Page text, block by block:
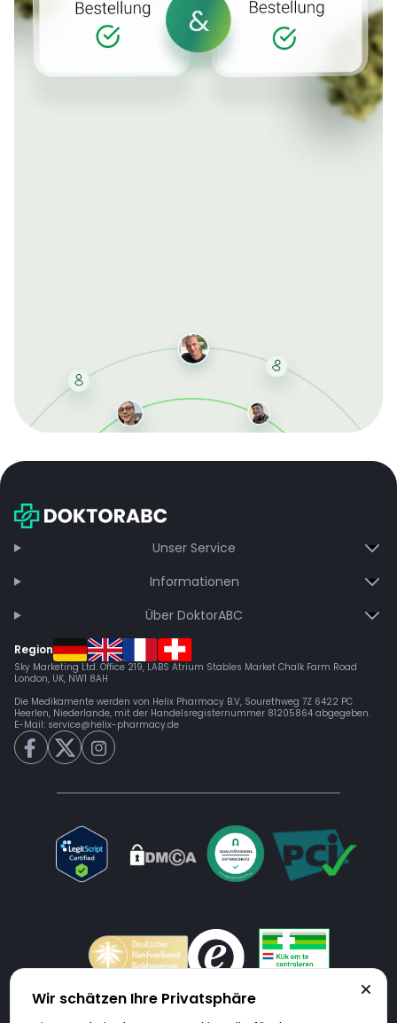
bei jeder Bestellung, erhalten schnelle Lieferung und
Unser Service
Informationen
Über DoktorABC
Region
Sky Marketing Ltd. Office 219, LABS Atrium Stables Market Chalk Farm Road
London, UK, NW1 8AH
Die Medikamente werden von Helix Pharmacy B.V, Sourethweg 7Z 6422 PC
Heerlen, Niederlande, mit der Handelsregisternummer 81205864 abgegeben.
E-Mail: service@helix-pharmacy.de
Wir schätzen Ihre Privatsphäre